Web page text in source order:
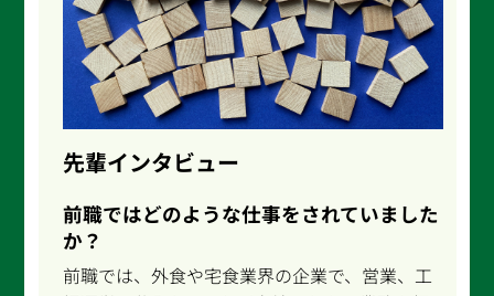
先輩インタビュー
前職ではどのような仕事をされていました
か？
前職では、外食や宅食業界の企業で、営業、工